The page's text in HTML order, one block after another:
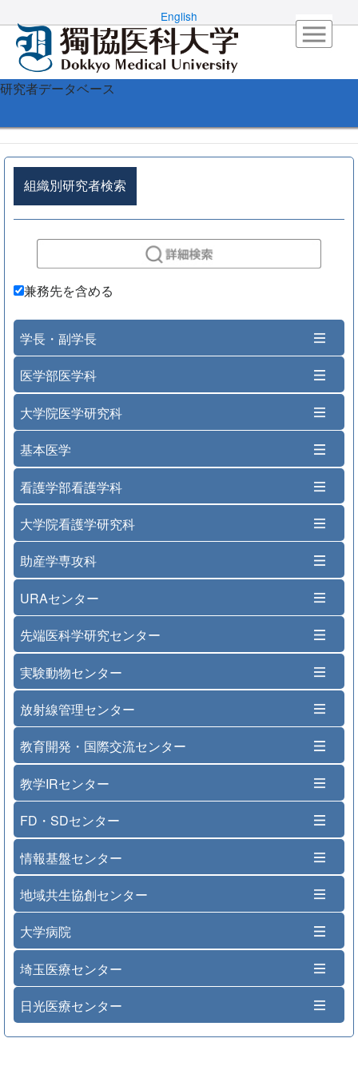
English
研究者データベース
組織別研究者検索
兼務先を含める
学長・副学長
医学部医学科
大学院医学研究科
基本医学
看護学部看護学科
大学院看護学研究科
助産学専攻科
URAセンター
先端医科学研究センター
実験動物センター
放射線管理センター
教育開発・国際交流センター
教学IRセンター
FD・SDセンター
情報基盤センター
地域共生協創センター
大学病院
埼玉医療センター
日光医療センター